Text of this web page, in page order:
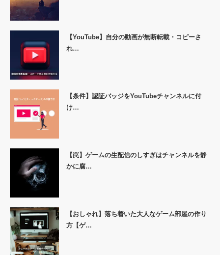
【YouTube】自分の動画が無断転載・コピーさ
れ…
【条件】認証バッジをYouTubeチャンネルに付
け…
【罠】ゲームの生配信のしすぎはチャンネルを静
かに腐…
【おしゃれ】落ち着いた大人なゲーム部屋の作り
方【ゲ…